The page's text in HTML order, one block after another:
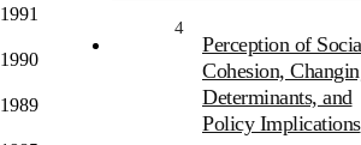
1991
1990
1989
4
Perception of
Cohesion,
Determinants, and
Policy Implications